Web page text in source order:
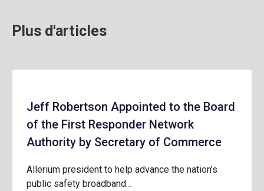
Plus d'articles
Jeff Robertson Appointed to the Board
of the First Responder Network
Authority by Secretary of Commerce
Allerium president to help advance the nation’s
public safety broadband…